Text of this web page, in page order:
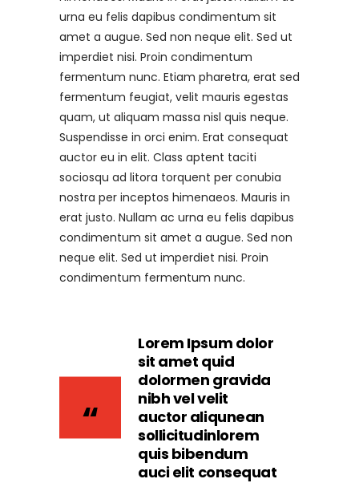
urna eu felis dapibus condimentum sit
amet a augue. Sed non neque elit. Sed ut
imperdiet nisi. Proin condimentum
fermentum nunc. Etiam pharetra, erat sed
fermentum feugiat, velit mauris egestas
quam, ut aliquam massa nisl quis neque.
Suspendisse in orci enim. Erat consequat
auctor eu in elit. Class aptent taciti
sociosqu ad litora torquent per conubia
nostra per inceptos himenaeos. Mauris in
erat justo. Nullam ac urna eu felis dapibus
condimentum sit amet a augue. Sed non
neque elit. Sed ut imperdiet nisi. Proin
condimentum fermentum nunc.
Lorem Ipsum dolor
sit amet quid
dolormen gravida
nibh vel velit
auctor aliqunean
sollicitudinlorem
quis bibendum
auci elit consequat